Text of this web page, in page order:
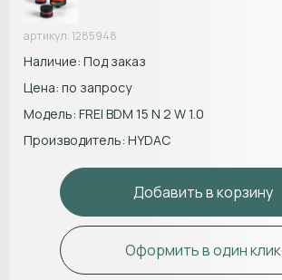
артикул: 1285948
Наличие: Под заказ
Цена: по запросу
Модель: FREI BDM 15 N 2 W 1.0
Производитель: HYDAC
Добавить в корзину
Оформить в один клик